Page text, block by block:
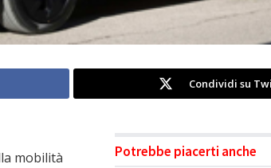
Condividi su
Potrebbe piacerti anche
mobilità